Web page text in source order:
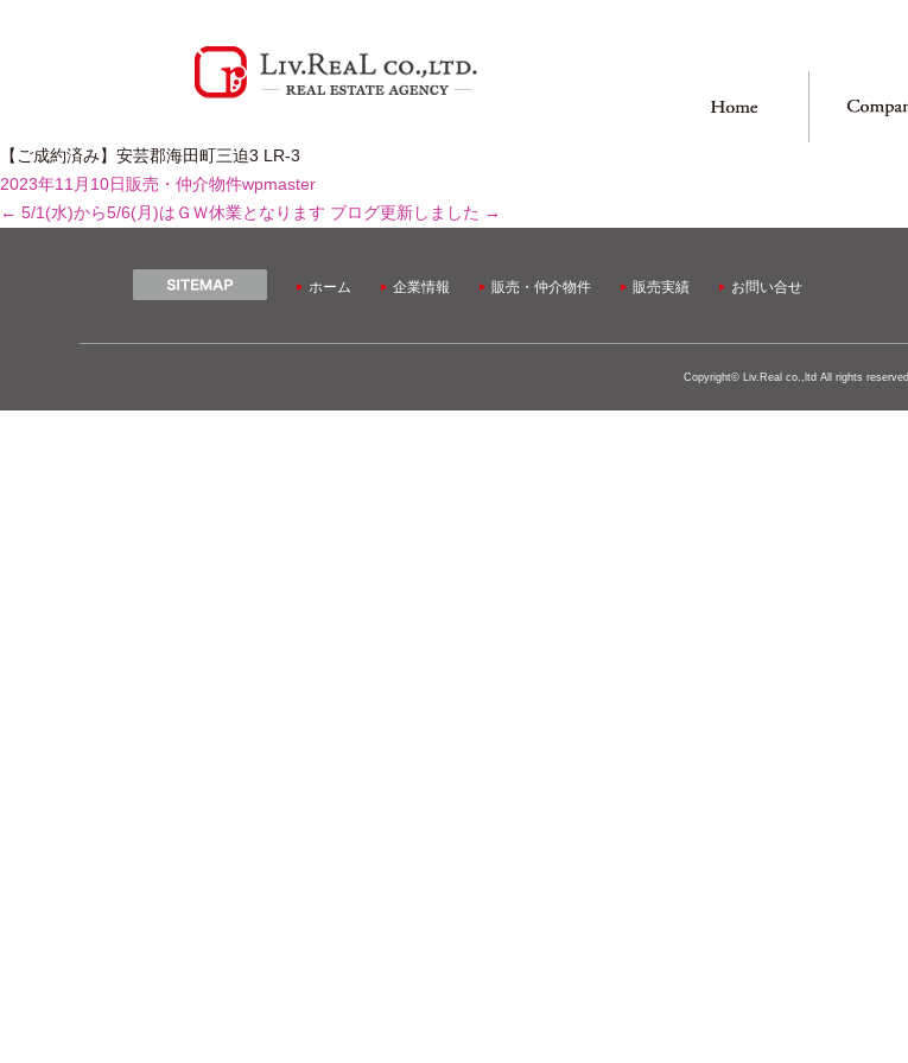
【ご成約済み】安芸郡海田町三迫3 LR-3
2023年11月10日 販売・仲介物件wpmaster
← 5/1(水)から5/6(月)はＧＷ休業となります ブログ更新しました →
ホーム 企業情報 販売・仲介物件 販売実績 お問い合せ
Copyright© Liv.Real co.,ltd All rights